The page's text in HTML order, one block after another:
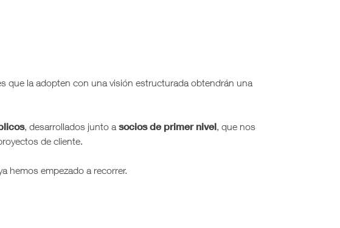
que la adopten con una visión estructurada obtendrán una
, desarrollados junto a socios de primer nivel, que nos
de cliente.
hemos empezado a recorrer.